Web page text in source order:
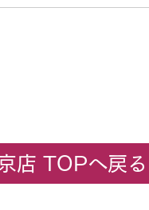
店 TOPへ戻る